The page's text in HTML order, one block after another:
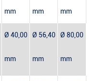
mm mm mm
Ø 40,00
mm
Ø 56,40
mm
Ø 80,00
mm